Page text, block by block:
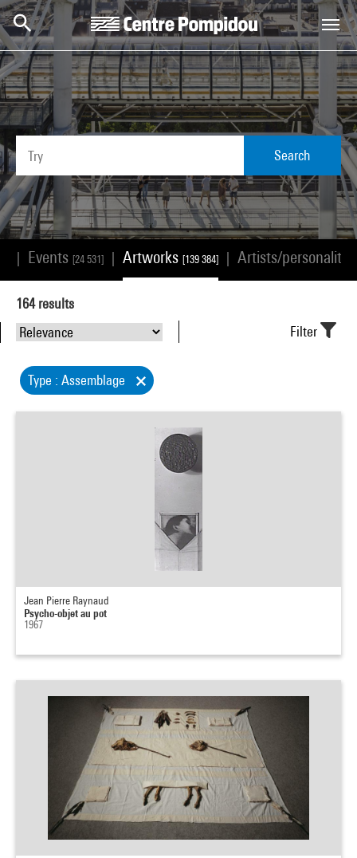
Skip to main content
Centre Pompidou
Search
Events [24 531] Artworks [139 384] Artists/
164results
Filter
Type : Assemblage
Jean Pierre Raynaud
Psycho-objet au pot
1967